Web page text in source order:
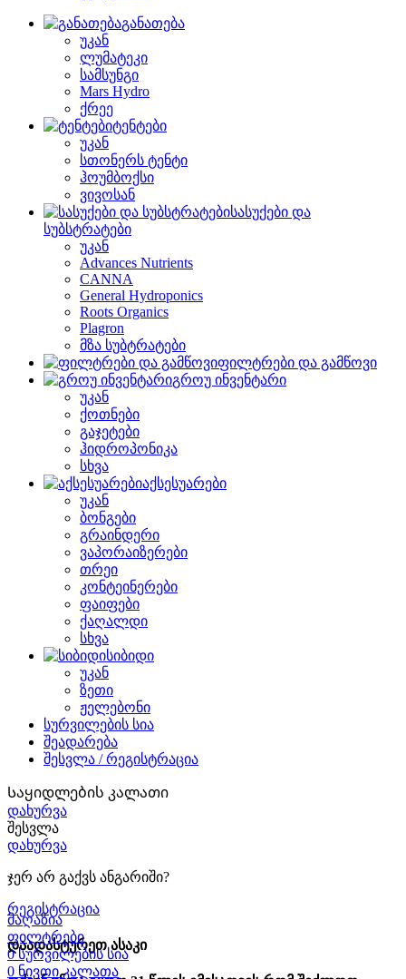
განათება
უკან
ლუმატეკი
სამსუნგი
Mars Hydro
ქრეე
ტენტები
უკან
სთონერს ტენტი
ჰოუმბოქსი
ვივოსან
სასუქები და
სუბსტრატები
უკან
Advances Nutrients
CANNA
General Hydroponics
Roots Organics
Plagron
მზა სუბტრატები
ფილტრები და გამწოვი
გროუ ინვენტარი
უკან
ქოთნები
გაჯეტები
ჰიდროპონიკა
სხვა
აქსესუარები
უკან
ბონგები
გრაინდერი
ვაპორაიზერები
თრეი
კონტეინერები
ფაიფები
ქაღალდი
სხვა
სიბიდი
უკან
ზეთი
ჟელებონი
სურვილების სია
შეადარება
შესვლა / რეგისტრაცია
Საყიდლების კალათი
დახურვა
შესვლა
დახურვა
ჯერ არ გაქვს ანგარიში?
რეგისტრაცია
დაადასტურეთ ასაკი
მაღაზია
ფილტრები
0სურვილების სია
0 ნივთი კალათა